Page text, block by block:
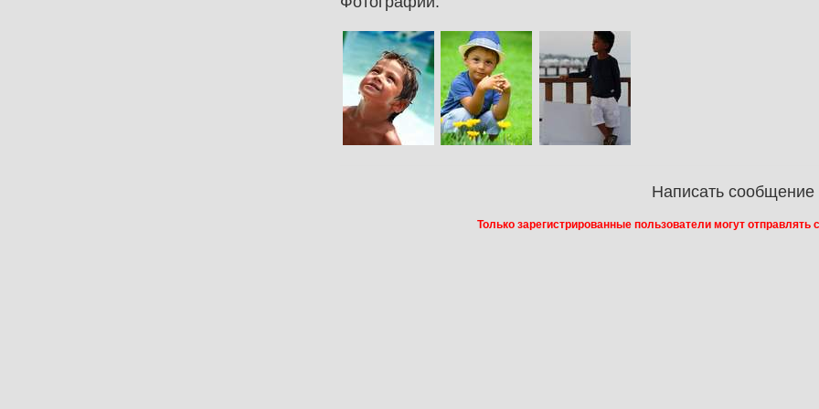
Написать сообщение
Только зарегистрированные пользователи могут отправлять